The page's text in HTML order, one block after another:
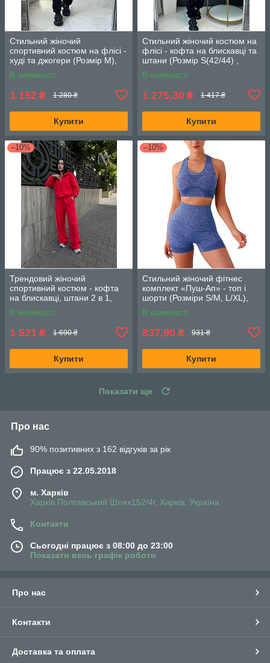
Стильний жіночий
спортивний костюм на флісі -
худі та джогери (Розмір M),
Малиновий
В наявності
1 152 ₴ 1 280 ₴
Купити
Стильний жіночий костюм на
флісі - кофта на блискавці та
штани (Розмір S(42/44) ,
M(46/48) L (50/52)), Лео
Мокко
В наявності
1 275,30 ₴ 1 417 ₴
Купити
–10%
Трендовий жіночий
спортивний костюм - кофта
на блискавці, штани 2 в 1,
(Розмір S (42/44), M (46/48), L
(50/52)), Червоний
В наявності
1 521 ₴ 1 690 ₴
Купити
–10%
Стильний жіночий фітнес
комплект «Пуш-Ап» - топ і
шорти (Розміри S/M, L/XL),
Синій меланж
В наявності
837,90 ₴ 931 ₴
Купити
Показати ще
Про нас
90% позитивних з 162 відгуків за рік
Працює з 22.05.2018
м. Харків
Харків Полтавський Шлях152/4г, Харків, Україна
Контакти
Сьогодні працює з 08:00 до 23:00
Показати весь графік роботи
Про нас
Контакти
Доставка та оплата